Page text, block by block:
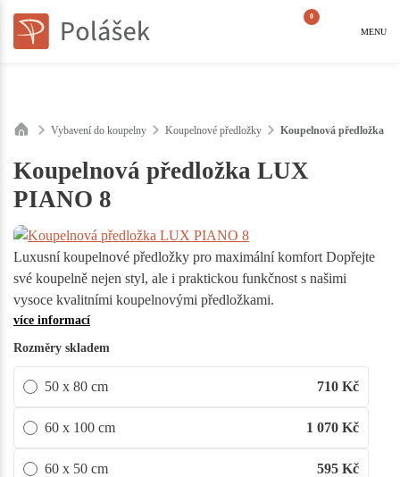
0
MENU
Vybavení do koupelny Koupelnové předložky Koupelnová předložka
Koupelnová předložka LUX
PIANO 8
Luxusní koupelnové předložky pro maximální komfort Dopřejte
své koupelně nejen styl, ale i praktickou funkčnost s našimi
vysoce kvalitními koupelnovými předložkami.
více informací
Rozměry skladem
50 x 80 cm 710 Kč
60 x 100 cm 1 070 Kč
60 x 50 cm 595 Kč